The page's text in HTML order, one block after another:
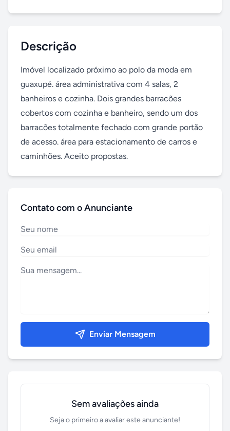
Descrição
Imóvel localizado próximo ao polo da moda em
guaxupé. área administrativa com 4 salas, 2
banheiros e cozinha. Dois grandes barracões
cobertos com cozinha e banheiro, sendo um dos
barracões totalmente fechado com grande portão
de acesso. área para estacionamento de carros e
caminhões. Aceito propostas.
Contato com o Anunciante
Enviar Mensagem
Sem avaliações ainda
Seja o primeiro a avaliar este anunciante!